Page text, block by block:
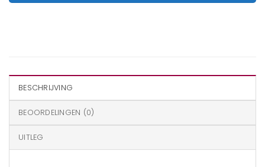
BESCHRIJVING
BEOORDELINGEN (0)
UITLEG